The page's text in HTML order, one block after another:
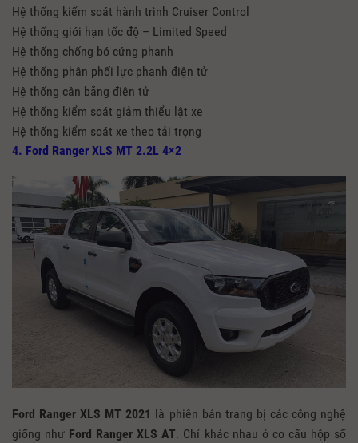
Hệ thống kiểm soát hành trình Cruiser Control
Hệ thống giới hạn tốc độ – Limited Speed
Hệ thống chống bó cứng phanh
Hệ thống phân phối lực phanh điện tử
Hệ thống cân bằng điện tử
Hệ thống kiểm soát giảm thiểu lật xe
Hệ thống kiểm soát xe theo tải trọng
4. Ford Ranger XLS MT 2.2L 4×2
Ford Ranger XLS MT 2021 là phiên bản trang bị các công nghệ
giống như Ford Ranger XLS AT. Chỉ khác nhau ở cơ cấu hộp số